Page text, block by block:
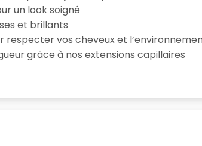
un look soigné
et brillants
respecter vos cheveux et
grâce à nos extensions capillaires